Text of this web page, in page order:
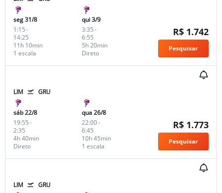
seg 31/8
1:15-
14:25
1 escala
11h 10min
qui 3/9
3:35-
6:55
Direto
5h 20min
R$ 1.742
Pesquisar
LIM GRU
sáb 22/8
19:55-
2:35
Direto
4h 40min
qua 26/8
22:00-
6:45
1 escala
10h 45min
R$ 1.773
Pesquisar
LIM GRU